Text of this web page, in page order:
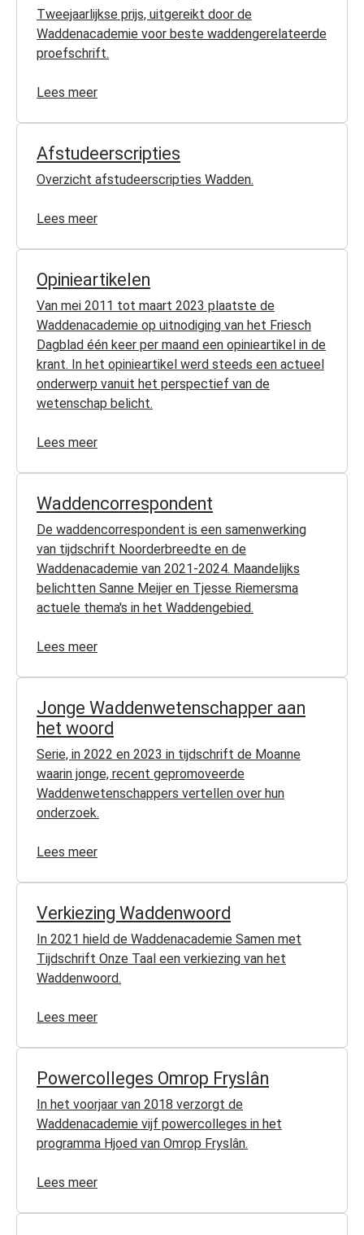
Tweejaarlijkse prijs, uitgereikt door de
Waddenacademie voor beste waddengerelateerde
proefschrift.
Lees meer
Afstudeerscripties
Overzicht afstudeerscripties Wadden.
Lees meer
Opinieartikelen
Van mei 2011 tot maart 2023 plaatste de
Waddenacademie op uitnodiging van het Friesch
Dagblad één keer per maand een opinieartikel in de
krant. In het opinieartikel werd steeds een actueel
onderwerp vanuit het perspectief van de
wetenschap belicht.
Lees meer
Waddencorrespondent
De waddencorrespondent is een samenwerking
van tijdschrift Noorderbreedte en de
Waddenacademie van 2021-2024. Maandelijks
belichtten Sanne Meijer en Tjesse Riemersma
actuele thema's in het Waddengebied.
Lees meer
Jonge Waddenwetenschapper aan
het woord
Serie, in 2022 en 2023 in tijdschrift de Moanne
waarin jonge, recent gepromoveerde
Waddenwetenschappers vertellen over hun
onderzoek.
Lees meer
Verkiezing Waddenwoord
In 2021 hield de Waddenacademie Samen met
Tijdschrift Onze Taal een verkiezing van het
Waddenwoord.
Lees meer
Powercolleges Omrop Fryslân
In het voorjaar van 2018 verzorgt de
Waddenacademie vijf powercolleges in het
programma Hjoed van Omrop Fryslân.
Lees meer